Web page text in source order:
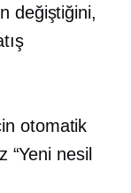
değiştiğini,
otomatik
“Yeni nesil